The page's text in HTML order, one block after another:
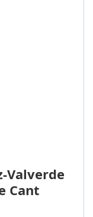
Valverde
Cant